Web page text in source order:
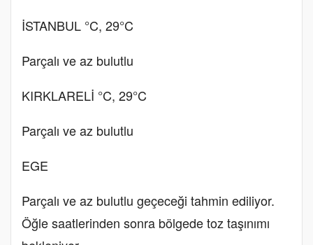
İSTANBUL °C, 29°C
Parçalı ve az bulutlu
KIRKLARELİ °C, 29°C
Parçalı ve az bulutlu
EGE
Parçalı ve az bulutlu geçeceği tahmin ediliyor.
Öğle saatlerinden sonra bölgede toz taşınımı